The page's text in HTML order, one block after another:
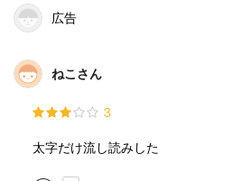
広告
ねこさん
3
太字だけ流し読みした